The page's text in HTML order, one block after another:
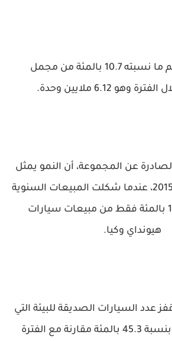
ويمثل هذا الرقم ما نسبته 10.7 بالمئة من مجمل
وهو 6.12 ملايين وحدة.
عن المجموعة، أن النمو يمثل
زيادة حادة عن عام 2015، عندما شكلت المبيعات السنوية
لهذه السيارات 1 بالمئة فقط من مبيعات سيارات
هيونداي وكيا.
عدد السيارات الصديقة للبيئة التي
باعتها الشركتان بنسبة 45.3 بالمئة مقارنة مع الفترة